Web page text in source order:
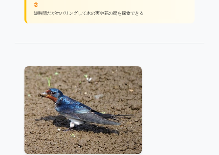
②
短時間だがホバリングして木の実や花の蜜を採食できる